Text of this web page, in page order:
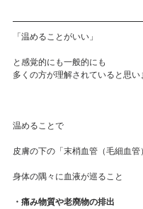
「温めることがいい」
と感覚的にも一般的にも
多くの方が理解されていると思い
温めることで
皮膚の下の「末梢血管（毛細血管
身体の隅々に血液が巡ること
・痛み物質や老廃物の排出